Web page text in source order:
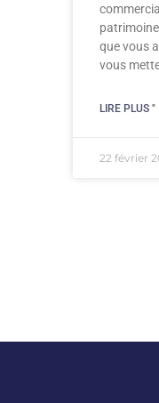
que vous
vous
LIRE PLUS "
22 février